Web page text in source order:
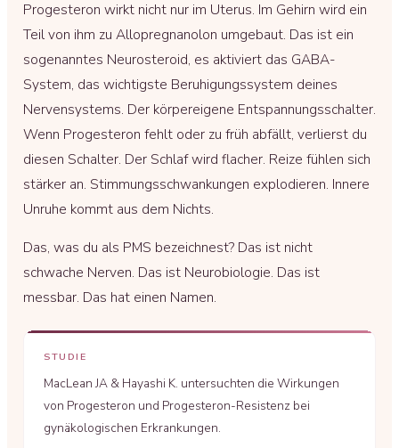
Progesteron wirkt nicht nur im Uterus. Im Gehirn wird ein
Teil von ihm zu Allopregnanolon umgebaut. Das ist ein
sogenanntes Neurosteroid, es aktiviert das GABA-
System, das wichtigste Beruhigungssystem deines
Nervensystems. Der körpereigene Entspannungsschalter.
Wenn Progesteron fehlt oder zu früh abfällt, verlierst du
diesen Schalter. Der Schlaf wird flacher. Reize fühlen sich
stärker an. Stimmungsschwankungen explodieren. Innere
Unruhe kommt aus dem Nichts.
Das, was du als PMS bezeichnest? Das ist nicht
schwache Nerven. Das ist Neurobiologie. Das ist
messbar. Das hat einen Namen.
STUDIE
MacLean JA & Hayashi K. untersuchten die Wirkungen
von Progesteron und Progesteron-Resistenz bei
gynäkologischen Erkrankungen.